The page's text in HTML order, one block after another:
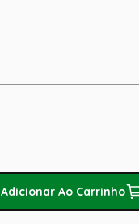
Adicionar Ao Carrinho